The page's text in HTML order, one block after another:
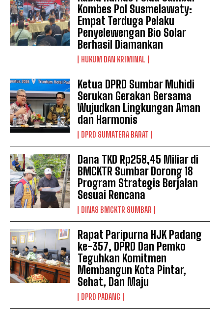
Kombes Pol Susmelawaty:
Empat Terduga Pelaku
Penyelewengan Bio Solar
Berhasil Diamankan
HUKUM DAN KRIMINAL
Ketua DPRD Sumbar Muhidi
Serukan Gerakan Bersama
Wujudkan Lingkungan Aman
dan Harmonis
DPRD SUMATERA BARAT
Dana TKD Rp258,45 Miliar di
BMCKTR Sumbar Dorong 18
Program Strategis Berjalan
Sesuai Rencana
DINAS BMCKTR SUMBAR
Rapat Paripurna HJK Padang
ke-357, DPRD Dan Pemko
Teguhkan Komitmen
Membangun Kota Pintar,
Sehat, Dan Maju
DPRD PADANG